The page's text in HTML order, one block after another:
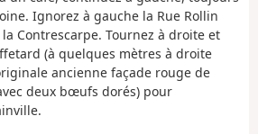
Ignorez à gauche la Rue Rollin
Contrescarpe. Tournez à droite et
(à quelques mètres à droite
ancienne façade rouge de
deux bœufs dorés) pour